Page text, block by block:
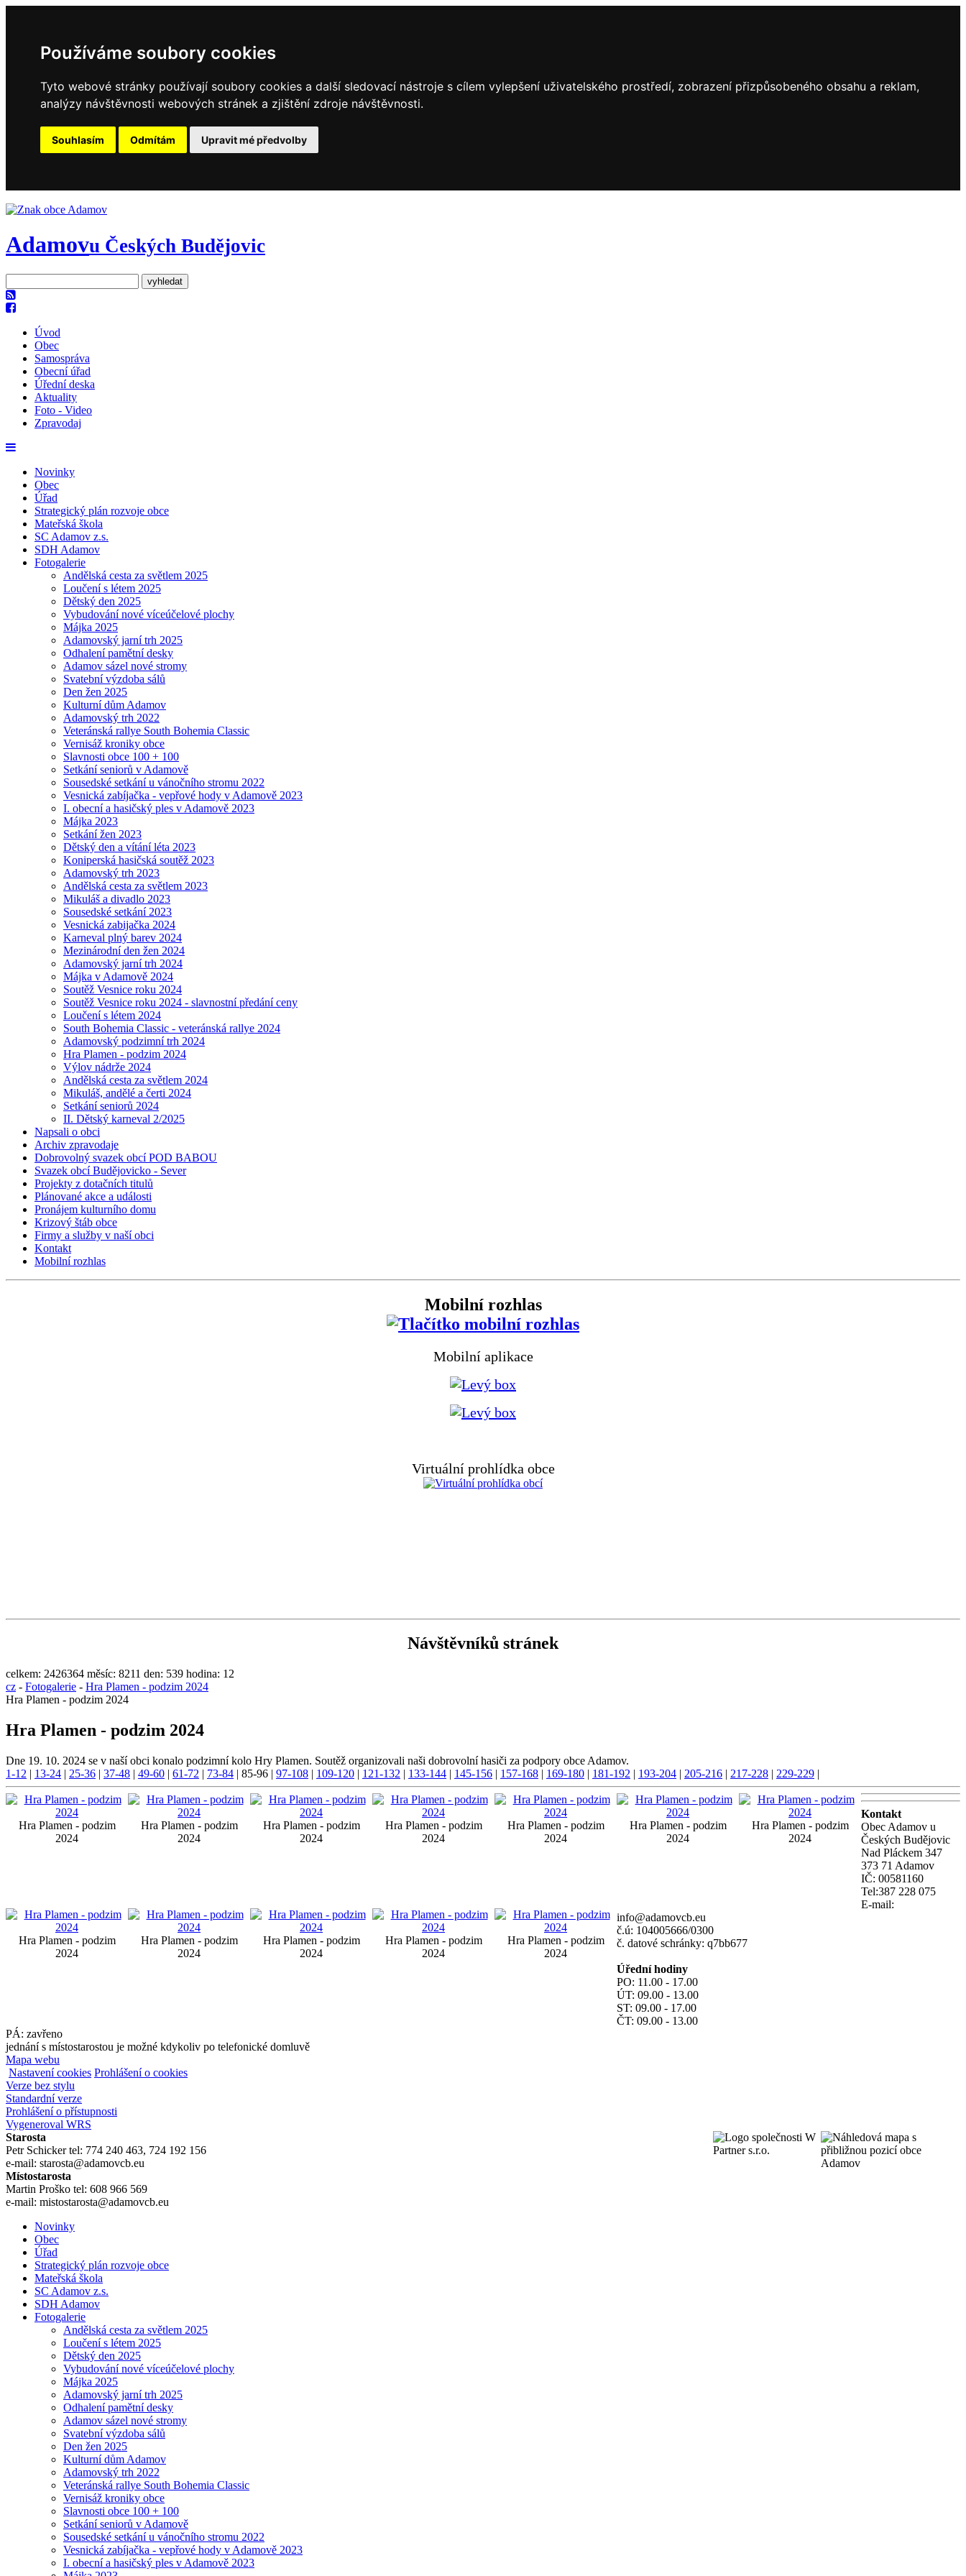
Používáme soubory cookies
Tyto webové stránky používají soubory cookies a další sledovací nástroje s cílem vylepšení uživatelského prostředí, zobrazení přizpůsobeného obsahu a reklam,
analýzy návštěvnosti webových stránek a zjištění zdroje návštěvnosti.
Souhlasím Odmítám Upravit mé předvolby
Adamovu Českých Budějovic
Úvod
Obec
Samospráva
Obecní úřad
Úřední deska
Aktuality
Foto - Video
Zpravodaj
Novinky
Obec
Úřad
Strategický plán rozvoje obce
Mateřská škola
SC Adamov z.s.
SDH Adamov
Fotogalerie
Andělská cesta za světlem 2025
Loučení s létem 2025
Dětský den 2025
Vybudování nové víceúčelové plochy
Májka 2025
Adamovský jarní trh 2025
Odhalení pamětní desky
Adamov sázel nové stromy
Svatební výzdoba sálů
Den žen 2025
Kulturní dům Adamov
Adamovský trh 2022
Veteránská rallye South Bohemia Classic
Vernisáž kroniky obce
Slavnosti obce 100 + 100
Setkání seniorů v Adamově
Sousedské setkání u vánočního stromu 2022
Vesnická zabíjačka - vepřové hody v Adamově 2023
I. obecní a hasičský ples v Adamově 2023
Májka 2023
Setkání žen 2023
Dětský den a vítání léta 2023
Koniperská hasičská soutěž 2023
Adamovský trh 2023
Andělská cesta za světlem 2023
Mikuláš a divadlo 2023
Sousedské setkání 2023
Vesnická zabijačka 2024
Karneval plný barev 2024
Mezinárodní den žen 2024
Adamovský jarní trh 2024
Májka v Adamově 2024
Soutěž Vesnice roku 2024
Soutěž Vesnice roku 2024 - slavnostní předání ceny
Loučení s létem 2024
South Bohemia Classic - veteránská rallye 2024
Adamovský podzimní trh 2024
Hra Plamen - podzim 2024
Výlov nádrže 2024
Andělská cesta za světlem 2024
Mikuláš, andělé a čerti 2024
Setkání seniorů 2024
II. Dětský karneval 2/2025
Napsali o obci
Archiv zpravodaje
Dobrovolný svazek obcí POD BABOU
Svazek obcí Budějovicko - Sever
Projekty z dotačních titulů
Plánované akce a události
Pronájem kulturního domu
Krizový štáb obce
Firmy a služby v naší obci
Kontakt
Mobilní rozhlas
Mobilní rozhlas
Mobilní aplikace
Virtuální prohlídka obce
Návštěvníků stránek
celkem: 2426364 měsíc: 8211 den: 539 hodina: 12
cz - Fotogalerie - Hra Plamen - podzim 2024
Hra Plamen - podzim 2024
Hra Plamen - podzim 2024
Dne 19. 10. 2024 se v naší obci konalo podzimní kolo Hry Plamen. Soutěž organizovali naši dobrovolní hasiči za podpory obce Adamov.
1-12 | 13-24 | 25-36 | 37-48 | 49-60 | 61-72 | 73-84 | 85-96 | 97-108 | 109-120 | 121-132 | 133-144 | 145-156 | 157-168 | 169-180 | 181-192 | 193-204 | 205-216 | 217-228 | 229-229 |
Hra Plamen - podzim
2024
Hra Plamen - podzim
2024
Hra Plamen - podzim
2024
Hra Plamen - podzim
2024
Hra Plamen - podzim
2024
Hra Plamen - podzim
2024
Hra Plamen - podzim
2024
Hra Plamen - podzim
2024
Hra Plamen - podzim
2024
Hra Plamen - podzim
2024
Hra Plamen - podzim
2024
Hra Plamen - podzim
2024
Kontakt
Obec Adamov u
Českých Budějovic
Nad Pláckem 347
373 71 Adamov
IČ: 00581160
Tel:387 228 075
E-mail:
info@adamovcb.eu
č.ú: 104005666/0300
č. datové schránky: q7bb677
Úřední hodiny
PO: 11.00 - 17.00
ÚT: 09.00 - 13.00
ST: 09.00 - 17.00
ČT: 09.00 - 13.00
PÁ: zavřeno
jednání s místostarostou je možné kdykoliv po telefonické domluvě
Mapa webu
Nastavení cookies Prohlášení o cookies
Verze bez stylu
Standardní verze
Prohlášení o přístupnosti
Vygeneroval WRS
Starosta
Petr Schicker tel: 774 240 463, 724 192 156
e-mail: starosta@adamovcb.eu
Místostarosta
Martin Proško tel: 608 966 569
e-mail: mistostarosta@adamovcb.eu
Novinky
Obec
Úřad
Strategický plán rozvoje obce
Mateřská škola
SC Adamov z.s.
SDH Adamov
Fotogalerie
Andělská cesta za světlem 2025
Loučení s létem 2025
Dětský den 2025
Vybudování nové víceúčelové plochy
Májka 2025
Adamovský jarní trh 2025
Odhalení pamětní desky
Adamov sázel nové stromy
Svatební výzdoba sálů
Den žen 2025
Kulturní dům Adamov
Adamovský trh 2022
Veteránská rallye South Bohemia Classic
Vernisáž kroniky obce
Slavnosti obce 100 + 100
Setkání seniorů v Adamově
Sousedské setkání u vánočního stromu 2022
Vesnická zabíjačka - vepřové hody v Adamově 2023
I. obecní a hasičský ples v Adamově 2023